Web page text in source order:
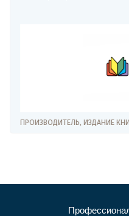
ПРОИЗВОДИТЕЛЬ, ИЗДАНИЕ